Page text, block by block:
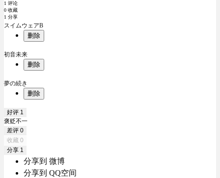
1 评论
0 收藏
1 分享
スイムウェアB
删除
初音未来
删除
夢の続き
删除
好评 1
褒贬不一
差评 0
收藏 0
分享 1
分享到 微博
分享到 QQ空间